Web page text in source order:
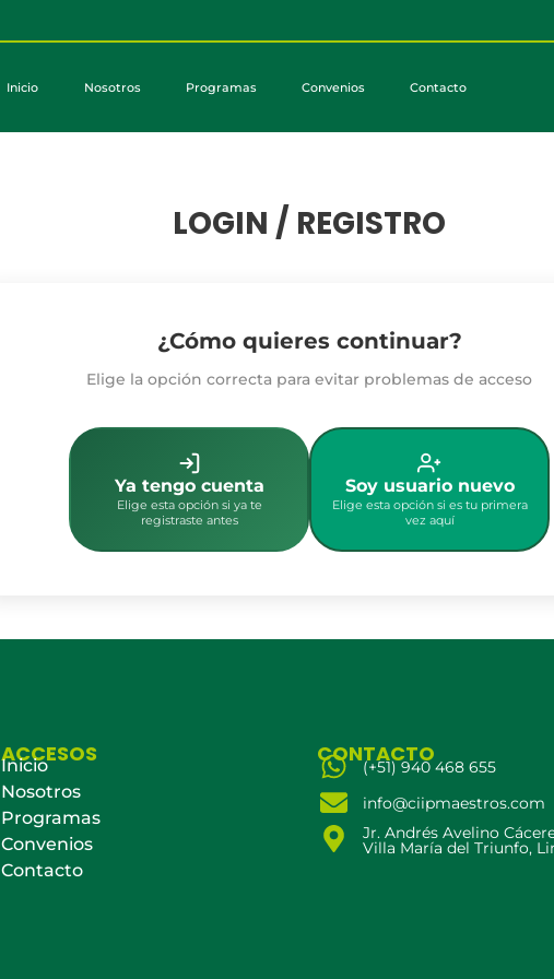
Inicio Nosotros Programas Convenios Contacto
LOGIN / REGISTRO
¿Cómo quieres continuar?
Elige la opción correcta para evitar problemas de acceso
Ya tengo cuenta
Elige esta opción si ya te
registraste antes
Soy usuario nuevo
Elige esta opción si es tu primera
vez aquí
ACCESOS
Inicio
Nosotros
Programas
Convenios
Contacto
CONTACTO
(+51) 940 468 655
info@ciipmaestros.com
Jr. Andrés Avelino
Villa María del Triunfo,